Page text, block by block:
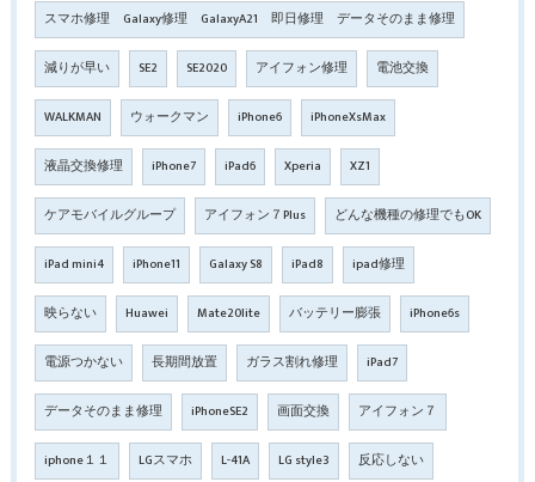
スマホ修理 Galaxy修理 GalaxyA21 即日修理 データそのまま修理
減りが早い SE2 SE2020 アイフォン修理 電池交換
WALKMAN ウォークマン iPhone6 iPhoneXsMax
液晶交換修理 iPhone7 iPad6 Xperia XZ1
ケアモバイルグループ アイフォン７Plus どんな機種の修理でもOK
iPad mini4 iPhone11 Galaxy S8 iPad8 ipad修理
映らない Huawei Mate20lite バッテリー膨張 iPhone6s
電源つかない 長期間放置 ガラス割れ修理 iPad7
データそのまま修理 iPhoneSE2 画面交換 アイフォン７
iphone１１ LGスマホ L-41A LG style3 反応しない